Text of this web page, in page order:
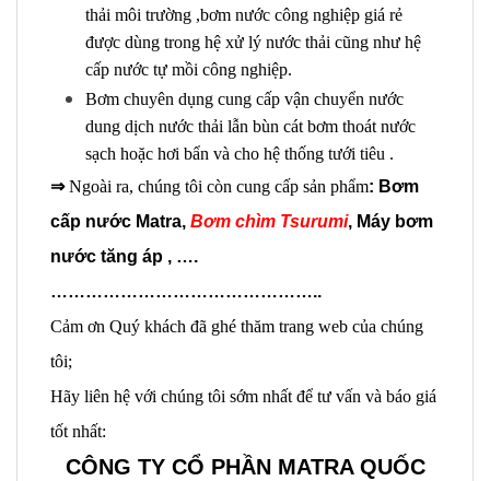
thải môi trường ,bơm nước công nghiệp giá rẻ
được dùng trong hệ xử lý nước thải cũng như hệ
cấp nước tự mồi công nghiệp.
Bơm chuyên dụng cung cấp vận chuyển nước
dung dịch nước thải lẫn bùn cát bơm thoát nước
sạch hoặc hơi bẩn và cho hệ thống tưới tiêu .
⇒Ngoài ra, chúng tôi còn cung cấp sản phẩm: Bơm
cấp nước Matra, Bơm chìm Tsurumi, Máy bơm
nước tăng áp , ….
………………………………………..
Cảm ơn Quý khách đã ghé thăm trang web của chúng
tôi;
Hãy liên hệ với chúng tôi sớm nhất để tư vấn và báo giá
tốt nhất:
CÔNG TY CỔ PHẦN MATRA QUỐC